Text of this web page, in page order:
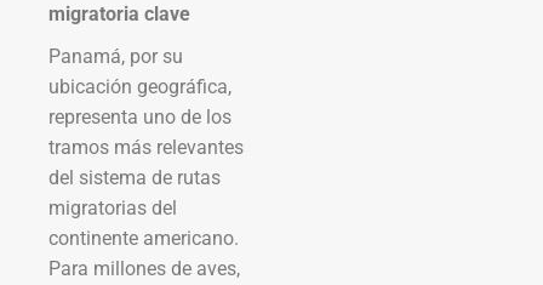
migratoria clave
Panamá, por su
ubicación geográfica,
representa uno de los
tramos más relevantes
del sistema de rutas
migratorias del
continente americano.
Para millones de aves,